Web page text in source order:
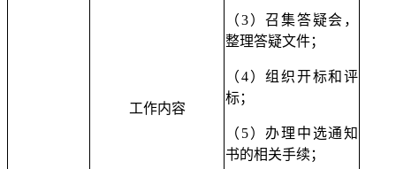
工作内容
（3）召集答疑会，
整理答疑文件；
（4）组织开标和评
标；
（ 5）办理中选通知
书的相关手续；